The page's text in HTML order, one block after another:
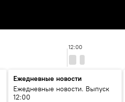
12:00
Ежедневные новости
Ежедневные новости. Выпуск
12:00